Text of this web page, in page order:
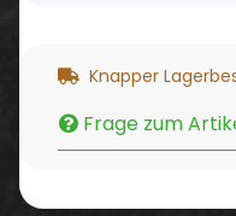
Knapper
Frage zum